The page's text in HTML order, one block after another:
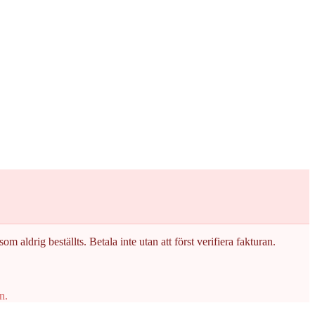
aldrig beställts. Betala inte utan att först verifiera fakturan.